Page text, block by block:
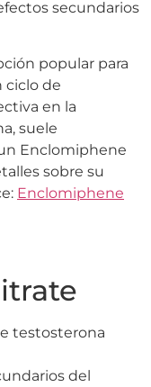
secundarios
popular para
ciclo de
en la
suele
Enclomiphene
sobre su
Enclomiphene
testosterona
del